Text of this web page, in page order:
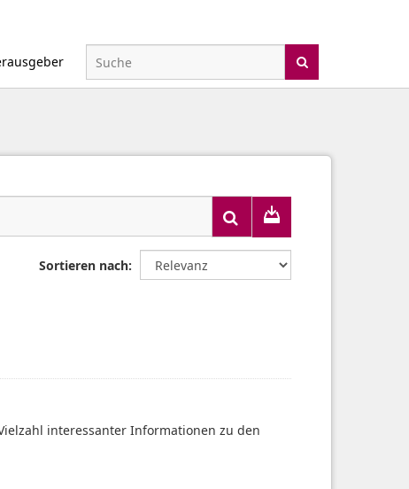
Sortieren nach
interessanter Informationen zu den